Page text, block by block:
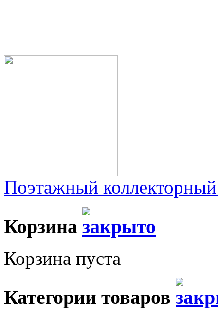
Поэтажный
Корзина
Корзина пуста
Категории товаров